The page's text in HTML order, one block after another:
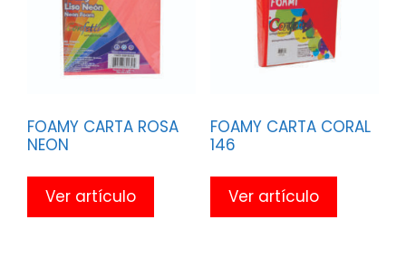
FOAMY CARTA ROSA
NEON
Ver artículo
FOAMY CARTA CORAL
146
Ver artículo